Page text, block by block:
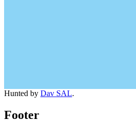
Hunted by Dav SAL.
Footer